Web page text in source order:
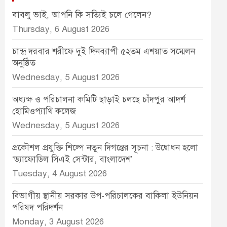
বাবলু ভাই, আপনি কি সত্যিই চলে গেলেন?
Thursday, 6 August 2026
চান্দ্র দরবার শরীফে দুই দিনব্যাপী ৫২তম এশয়াত সম্মেলন
অনুষ্ঠিত
Wednesday, 5 August 2026
অধ্যক্ষ ও পরিচালনা কমিটি ছাড়াই চলছে চাঁদপুর আদর্শ
হোমিওপ্যাথি কলেজ
Wednesday, 5 August 2026
প্রকৌশল প্রযুক্তি শিল্পে নতুন দিগন্তের সূচনা : উদ্বোধন হলো
‘ড্যাফোডিল সিএই সেন্টার, বাংলাদেশ’
Tuesday, 4 August 2026
বিভাগীয় স্থানীয় সরকার উপ-পরিচালকের বাকিলা ইউনিয়ন
পরিষদ পরিদর্শন
Monday, 3 August 2026